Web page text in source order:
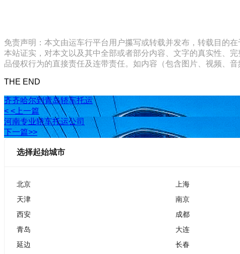
免责声明：本文由运车行平台用户攥写或转载并发布，转载目的
本站证实，对本文以及其中全部或者部分内容、文字的真实性、
品侵权行为的直接责任及连带责任。如内容（包含图片、视频、
THE END
齐齐哈尔到青岛轿车托运
< <上一篇
河南专业轿车托运公司
下一篇>>
选择起始城市
北京 上海
天津
南京
西安
成都
青岛
大连
延边
长春